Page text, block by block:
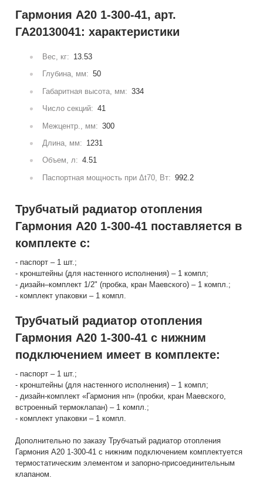
Гармония А20 1-300-41, арт.
ГА20130041: характеристики
Вес, кг: 13.53
Глубина, мм: 50
Габаритная высота, мм: 334
Число секций: 41
Межцентр., мм: 300
Длина, мм: 1231
Объем, л: 4.51
Паспортная мощность при Δt70, Вт: 992.2
Трубчатый радиатор отопления
Гармония А20 1-300-41 поставляется в
комплекте с:
- паспорт – 1 шт.;
- кронштейны (для настенного исполнения) – 1 компл;
- дизайн–комплект 1/2" (пробка, кран Маевского) – 1 компл.;
- комплект упаковки – 1 компл.
Трубчатый радиатор отопления
Гармония А20 1-300-41 с нижним
подключением имеет в комплекте:
- паспорт – 1 шт.;
- кронштейны (для настенного исполнения) – 1 компл;
- дизайн-комплект «Гармония нп» (пробки, кран Маевского,
встроенный термоклапан) – 1 компл.;
- комплект упаковки – 1 компл.
Дополнительно по заказу Трубчатый радиатор отопления
Гармония А20 1-300-41 с нижним подключением комплектуется
термостатическим элементом и запорно-присоединительным
клапаном.